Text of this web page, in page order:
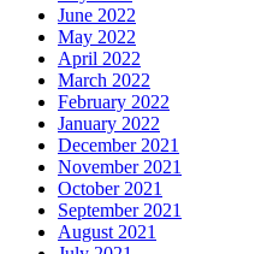
June 2022
May 2022
April 2022
March 2022
February 2022
January 2022
December 2021
November 2021
October 2021
September 2021
August 2021